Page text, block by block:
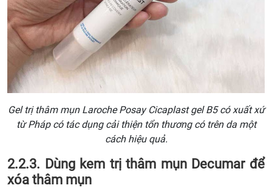
Gel trị thâm mụn Laroche Posay Cicaplast gel B5 có xuất xứ
từ Pháp có tác dụng cải thiện tổn thương có trên da một
cách hiệu quả.
2.2.3. Dùng kem trị thâm mụn Decumar để
xóa thâm mụn